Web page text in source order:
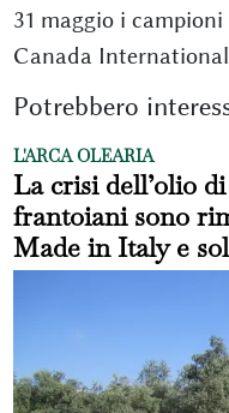
31 maggio i campioni
Canada
Potrebbero
L'ARCA OLEARIA
La crisi dell’olio
frantoiani sono
Made in Italy e